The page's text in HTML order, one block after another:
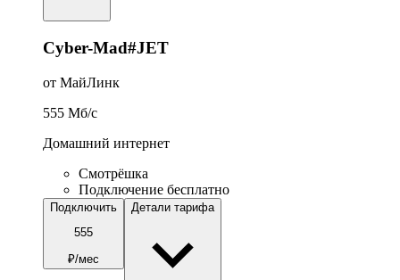
Cyber-Mad#JET
от МайЛинк
555 Мб/c
Домашний интернет
Смотрёшка
Подключение бесплатно
Подключить
555
₽/мес
Детали тарифа